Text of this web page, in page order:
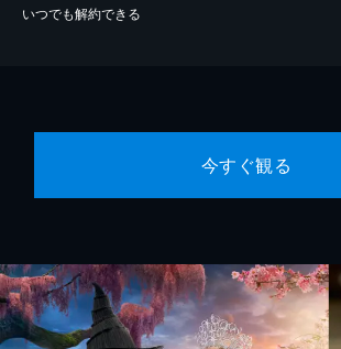
いつでも解約できる
今すぐ観る